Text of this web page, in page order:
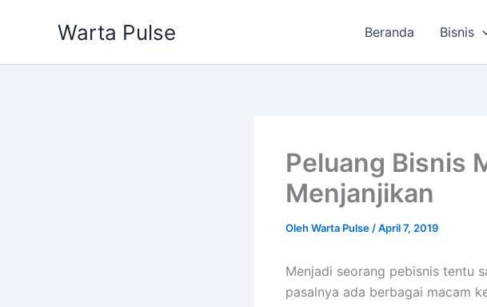
Warta Pulse Beranda Bisnis
Peluang Bisnis
Menjanjikan
OlehWarta Pulse /April 7, 2019
Menjadi seorang pebisnis tentu
pasalnya ada berbagai macam